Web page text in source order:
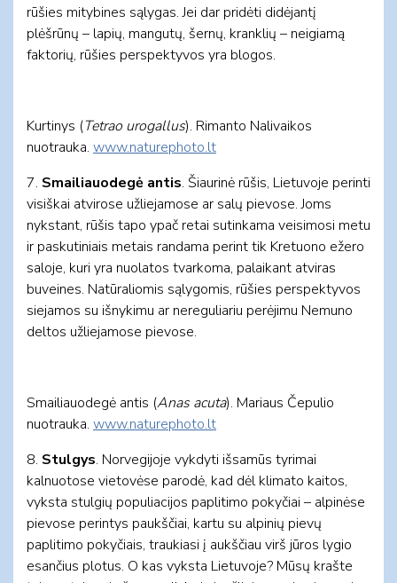
rūšies mitybines sąlygas. Jei dar pridėti didėjantį
plėšrūnų – lapių, mangutų, šernų, kranklių – neigiamą
faktorių, rūšies perspektyvos yra blogos.
Kurtinys (Tetrao urogallus). Rimanto Nalivaikos
nuotrauka. www.naturephoto.lt
7. Smailiauodegė antis. Šiaurinė rūšis, Lietuvoje perinti
visiškai atvirose užliejamose ar salų pievose. Joms
nykstant, rūšis tapo ypač retai sutinkama veisimosi metu
ir paskutiniais metais randama perint tik Kretuono ežero
saloje, kuri yra nuolatos tvarkoma, palaikant atviras
buveines. Natūraliomis sąlygomis, rūšies perspektyvos
siejamos su išnykimu ar nereguliariu perėjimu Nemuno
deltos užliejamose pievose.
Smailiauodegė antis (Anas acuta). Mariaus Čepulio
nuotrauka. www.naturephoto.lt
8. Stulgys. Norvegijoje vykdyti išsamūs tyrimai
kalnuotose vietovėse parodė, kad dėl klimato kaitos,
vyksta stulgių populiacijos paplitimo pokyčiai – alpinėse
pievose perintys paukščiai, kartu su alpinių pievų
paplitimo pokyčiais, traukiasi į aukščiau virš jūros lygio
esančius plotus. O kas vyksta Lietuvoje? Mūsų krašte